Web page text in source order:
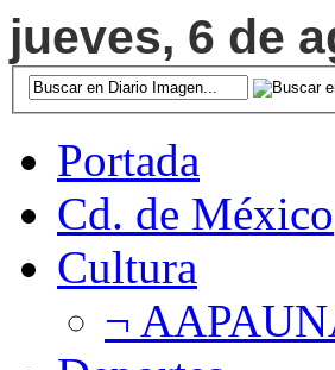
jueves, 6 de
Portada
Cd. de México
Cultura
¬